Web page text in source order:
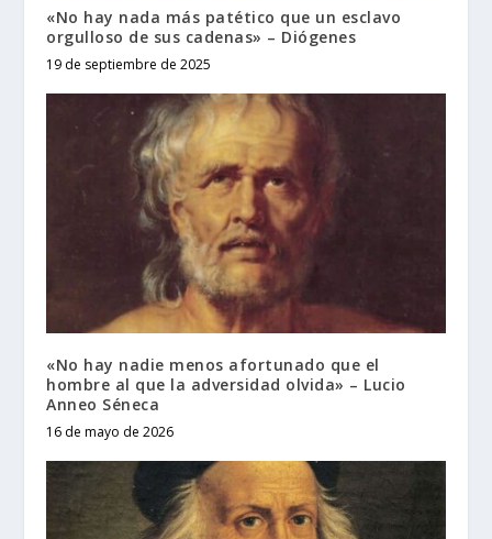
«No hay nada más patético que un esclavo
orgulloso de sus cadenas» – Diógenes
19 de septiembre de 2025
«No hay nadie menos afortunado que el
hombre al que la adversidad olvida» – Lucio
Anneo Séneca
16 de mayo de 2026